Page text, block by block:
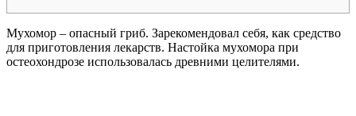
Мухомор – опасный гриб. Зарекомендовал себя, как средство
для приготовления лекарств. Настойка мухомора при
остеохондрозе использовалась древними целителями.